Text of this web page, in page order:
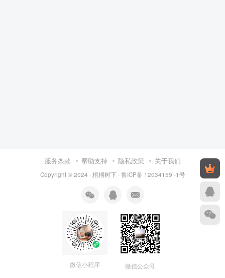
服务条款 帮助支持 隐私政策 关于我们
Copyright © 2024 · 梧桐树下· 鲁ICP备 12034159 -1号
微信小程序 微信公众号